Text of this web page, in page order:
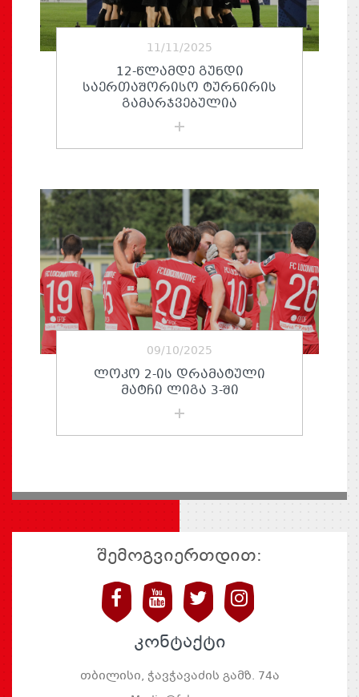
11/11/2025
12-ᲬᲚᲐᲛᲓᲔ ᲒᲣᲜᲓᲘ
ᲡᲐᲔᲠᲗᲐᲨᲝᲠᲘᲡᲝ ᲢᲣᲠᲜᲘᲠᲘᲡ
ᲒᲐᲛᲐᲠᲯᲕᲔᲑᲣᲚᲘᲐ
09/10/2025
ᲚᲝᲙᲝ 2-ᲘᲡ ᲓᲠᲐᲛᲐᲢᲣᲚᲘ
ᲛᲐᲢᲩᲘ ᲚᲘᲒᲐ 3-ᲨᲘ
შემოგვიერთდით:
კონტაქტი
თბილისი, ჭავჭავაძის გამზ. 74ა